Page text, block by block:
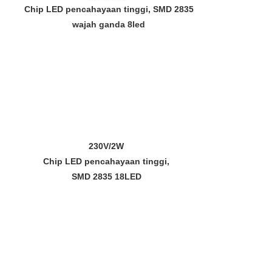
Chip LED pencahayaan tinggi, SMD 2835
wajah ganda 8led
230V/2W
Chip LED pencahayaan tinggi,
SMD 2835 18LED